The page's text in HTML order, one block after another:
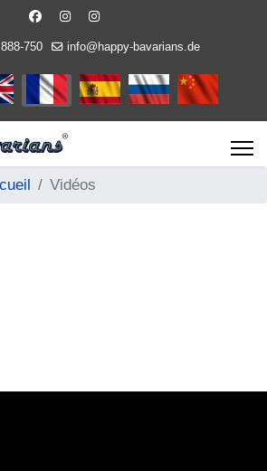
750 info@happy-bavarians.de
langue
Vidéos